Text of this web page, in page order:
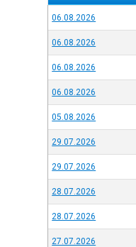
06.08.2026
06.08.2026
06.08.2026
06.08.2026
05.08.2026
29.07.2026
29.07.2026
28.07.2026
28.07.2026
27.07.2026